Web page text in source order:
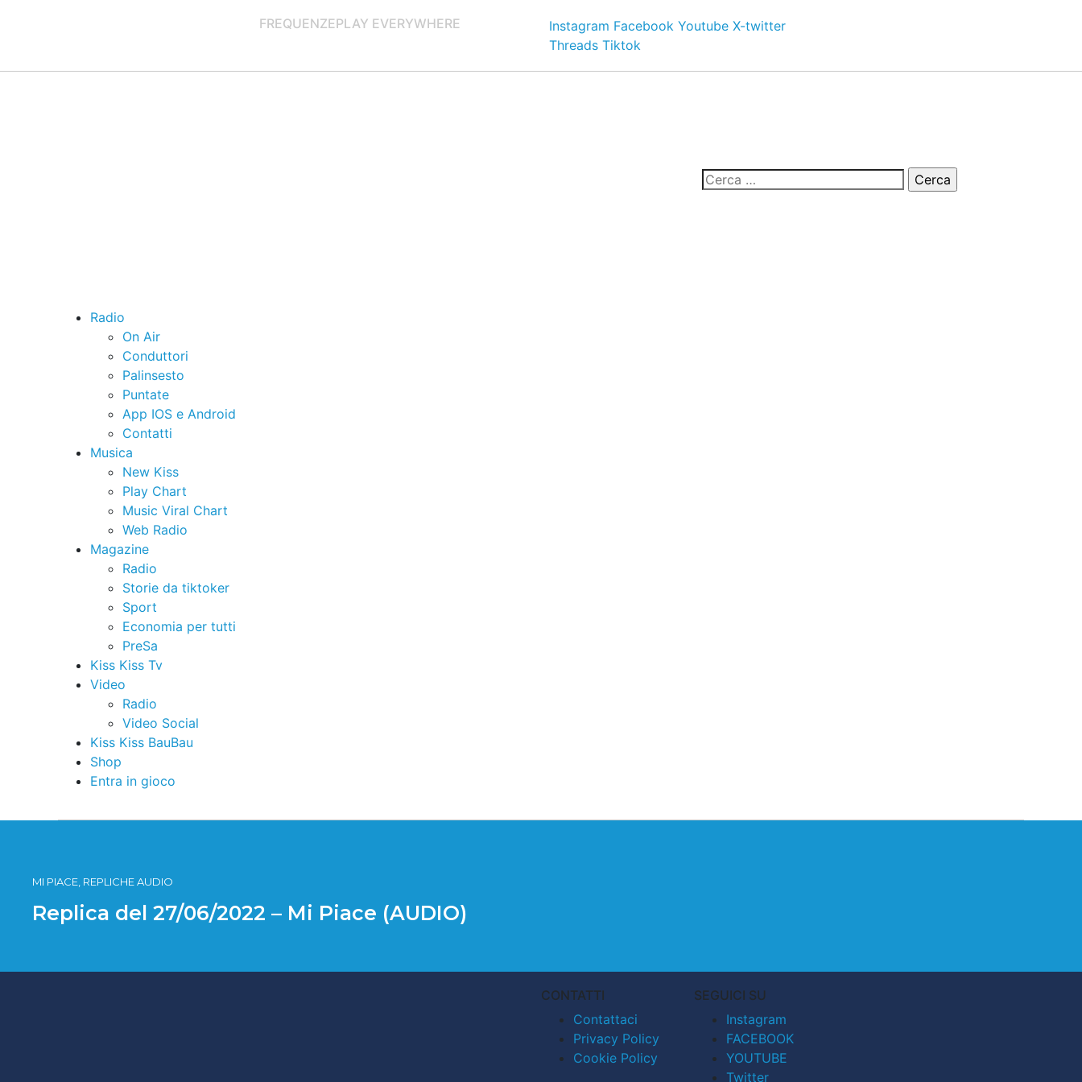
FREQUENZEPLAY EVERYWHERE Instagram Facebook Youtube X-twitter
Threads Tiktok
Radio
On Air
Conduttori
Palinsesto
Puntate
App IOS e Android
Contatti
Musica
New Kiss
Play Chart
Music Viral Chart
Web Radio
Magazine
Radio
Storie da tiktoker
Sport
Economia per tutti
PreSa
Kiss Kiss Tv
Video
Radio
Video Social
Kiss Kiss BauBau
Shop
Entra in gioco
MI PIACE, REPLICHE AUDIO
Replica del 27/06/2022 – Mi Piace (AUDIO)
CONTATTI
Contattaci
Privacy Policy
Cookie Policy
SEGUICI SU
Instagram
FACEBOOK
YOUTUBE
Twitter